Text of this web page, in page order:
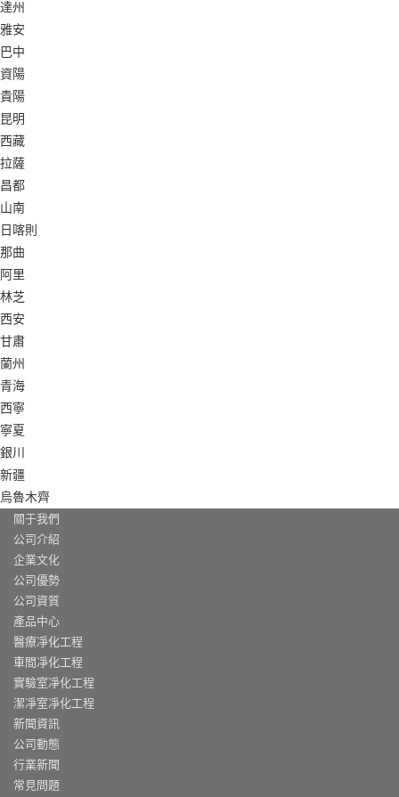
達州
雅安
巴中
資陽
貴陽
昆明
西藏
拉薩
昌都
山南
日喀則
那曲
阿里
林芝
西安
甘肅
蘭州
青海
西寧
寧夏
銀川
新疆
烏魯木齊
關于我們
公司介紹
企業文化
公司優勢
公司資質
產品中心
醫療凈化工程
車間凈化工程
實驗室凈化工程
潔凈室凈化工程
新聞資訊
公司動態
行業新聞
常見問題